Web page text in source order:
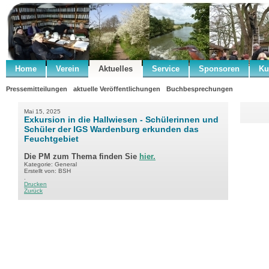
Home Verein Aktuelles Service Sponsoren
Pressemitteilungen aktuelle Veröffentlichungen Buchbesprechungen
Mai 15, 2025
Exkursion in die Hallwiesen - Schülerinnen und
Schüler der IGS Wardenburg erkunden das
Feuchtgebiet
Die PM zum Thema finden Sie hier.
Kategorie: General
Erstellt von: BSH
Drucken
Zurück